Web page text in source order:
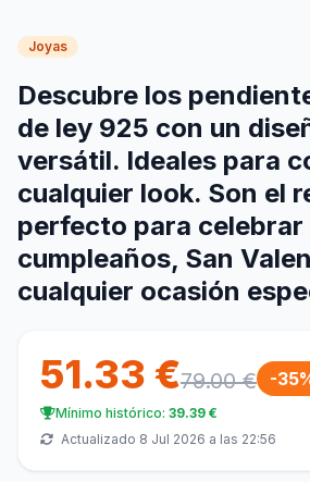
Joyas
Descubre los
de ley 925 con un
versátil. Ideales para
cualquier look. Son el
perfecto para celebrar
cumpleaños, San
cualquier ocasión
51.33 €79.00 € -
Mínimo histórico: 39.39 €
Actualizado 8 Jul 2026 a las 22:56